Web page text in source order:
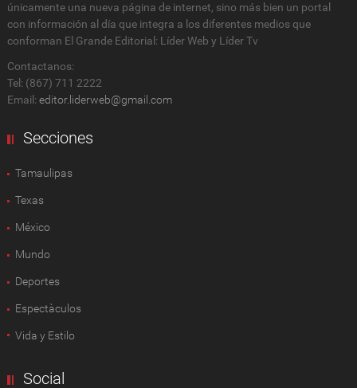
únicamente una nueva página de internet, sino más bien un portal
con información al día que integra a los diferentes medios que
conforman El Grande Editorial: Líder Web y Líder Tv
Contactanos:
Tel: (867) 711 2222
Email: editor.liderweb@gmail.com
Secciones
Tamaulipas
Texas
México
Mundo
Deportes
Espectàculos
Vida y Estilo
Social